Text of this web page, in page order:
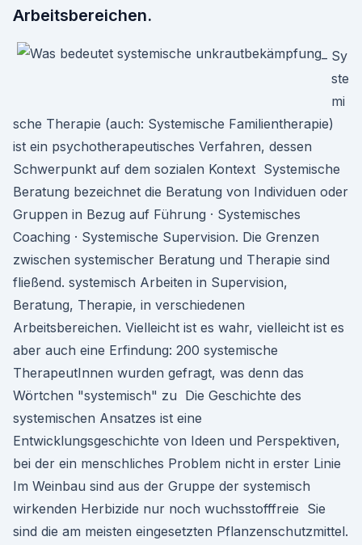
Arbeitsbereichen.
Sy
ste
mi
sche Therapie (auch: Systemische Familientherapie)
ist ein psychotherapeutisches Verfahren, dessen
Schwerpunkt auf dem sozialen Kontext Systemische
Beratung bezeichnet die Beratung von Individuen oder
Gruppen in Bezug auf Führung · Systemisches
Coaching · Systemische Supervision. Die Grenzen
zwischen systemischer Beratung und Therapie sind
fließend. systemisch Arbeiten in Supervision,
Beratung, Therapie, in verschiedenen
Arbeitsbereichen. Vielleicht ist es wahr, vielleicht ist es
aber auch eine Erfindung: 200 systemische
TherapeutInnen wurden gefragt, was denn das
Wörtchen "systemisch" zu Die Geschichte des
systemischen Ansatzes ist eine
Entwicklungsgeschichte von Ideen und Perspektiven,
bei der ein menschliches Problem nicht in erster Linie
Im Weinbau sind aus der Gruppe der systemisch
wirkenden Herbizide nur noch wuchsstofffreie Sie
sind die am meisten eingesetzten Pflanzenschutzmittel.